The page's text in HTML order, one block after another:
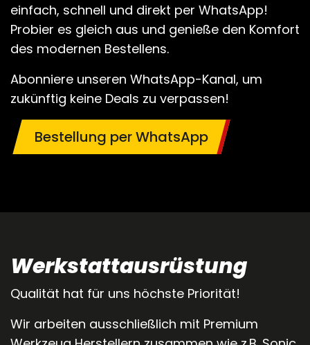
einfach, schnell und direkt per WhatsApp!
Probier es gleich aus und genieße den Komfort
des modernen Bestellens.
Abonniere unseren WhatsApp-Kanal, um
zukünftig keine Deals zu verpassen!
Bestellung per WhatsApp
Werkstattausrüstung
Qualität hat für uns höchste Priorität!
Wir arbeiten ausschließlich mit Premium